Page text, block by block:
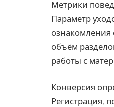
Метрики
Параметр
ознакомления
объём
работы с
Конверсия
Регистрация,